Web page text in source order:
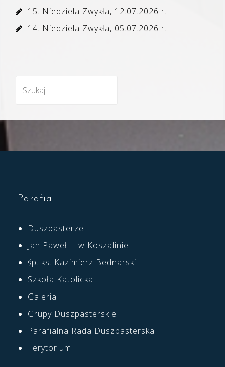
15. Niedziela Zwykła, 12.07.2026 r.
14. Niedziela Zwykła, 05.07.2026 r.
Parafia
Duszpasterze
Jan Paweł II w Koszalinie
śp. ks. Kazimierz Bednarski
Szkoła Katolicka
Galeria
Grupy Duszpasterskie
Parafialna Rada Duszpasterska
Terytorium